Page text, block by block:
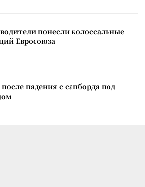
понесли колоссальные
Евросоюза
падения с сапборда под